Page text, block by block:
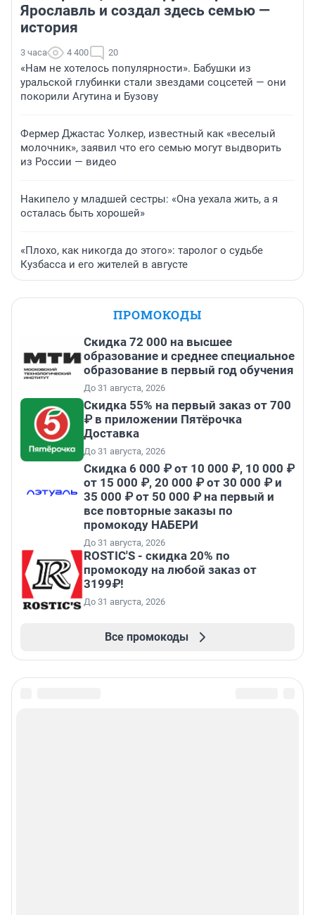
Ярославль и создал здесь семью —
история
3 часа 4 400 20
«Нам не хотелось популярности». Бабушки из
уральской глубинки стали звездами соцсетей — они
покорили Агутина и Бузову
Фермер Джастас Уолкер, известный как «веселый
молочник», заявил что его семью могут выдворить
из России — видео
Накипело у младшей сестры: «Она уехала жить, а я
осталась быть хорошей»
«Плохо, как никогда до этого»: таролог о судьбе
Кузбасса и его жителей в августе
ПРОМОКОДЫ
Скидка 72 000 на высшее
образование и среднее специальное
образование в первый год обучения
До 31 августа, 2026
Скидка 55% на первый заказ от 700
₽ в приложении Пятёрочка
Доставка
До 31 августа, 2026
Скидка 6 000 ₽ от 10 000 ₽, 10 000 ₽
от 15 000 ₽, 20 000 ₽ от 30 000 ₽ и
35 000 ₽ от 50 000 ₽ на первый и
все повторные заказы по
промокоду НАБЕРИ
До 31 августа, 2026
ROSTIC'S - скидка 20% по
промокоду на любой заказ от
3199₽!
До 31 августа, 2026
Все промокоды